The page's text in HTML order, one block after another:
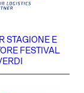
STAGIONE E
FESTIVAL